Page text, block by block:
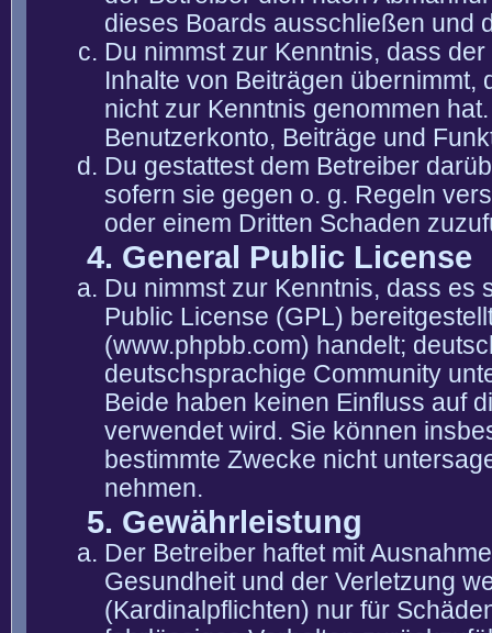
dieses Boards ausschließen und
Du nimmst zur Kenntnis, dass
Inhalte von Beiträgen übernimmt,
nicht zur Kenntnis genommen
Benutzerkonto, Beiträge und
Du gestattest dem Betreiber
sofern sie gegen o. g. Regeln
oder einem Dritten Schaden
4. General Public License
Du nimmst zur Kenntnis, dass es
Public License (GPL)
(www.phpbb.com) handelt;
deutschsprachige Community
Beide haben keinen Einfluss auf
verwendet wird. Sie können
bestimmte Zwecke nicht
nehmen.
5. Gewährleistung
Der Betreiber haftet mit
Gesundheit und der Verletzung
(Kardinalpflichten) nur für